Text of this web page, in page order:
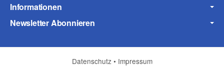
Informationen
Newsletter Abonnieren
Datenschutz • Impressum